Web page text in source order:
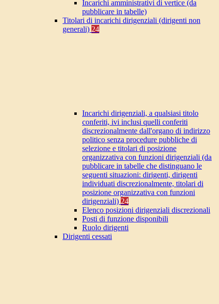
Incarichi amministrativi di vertice (da
pubblicare in tabelle)
Titolari di incarichi dirigenziali (dirigenti non
generali) 24
Incarichi dirigenziali, a qualsiasi titolo
conferiti, ivi inclusi quelli conferiti
discrezionalmente dall'organo di indirizzo
politico senza procedure pubbliche di
selezione e titolari di posizione
organizzativa con funzioni dirigenziali (da
pubblicare in tabelle che distinguano le
seguenti situazioni: dirigenti, dirigenti
individuati discrezionalmente, titolari di
posizione organizzativa con funzioni
dirigenziali) 24
Elenco posizioni dirigenziali discrezionali
Posti di funzione disponibili
Ruolo dirigenti
Dirigenti cessati